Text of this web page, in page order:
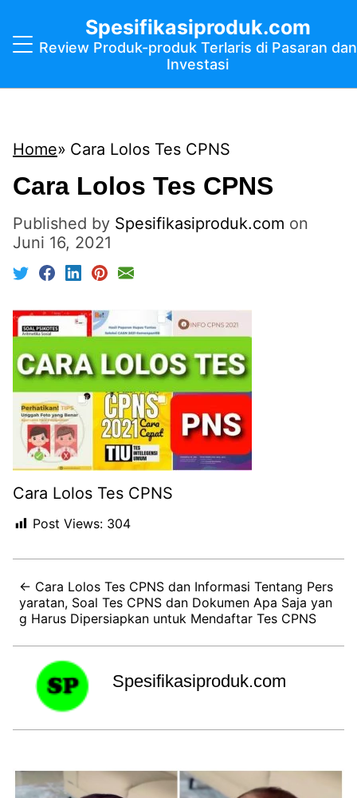
Spesifikasiproduk.com
Review Produk-produk Terlaris di Pasaran dan
Investasi
Home Cara Lolos Tes CPNS
Cara Lolos Tes CPNS
Published by Spesifikasiproduk.com on
Juni 16, 2021
Cara Lolos Tes CPNS
Post Views: 304
← Cara Lolos Tes CPNS dan Informasi Tentang Pers
yaratan, Soal Tes CPNS dan Dokumen Apa Saja yan
g Harus Dipersiapkan untuk Mendaftar Tes CPNS
Spesifikasiproduk.com